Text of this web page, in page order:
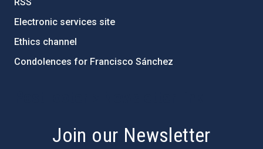
Electronic services site
Ethics channel
Condolences for Francisco Sánchez
Join our Newsletter